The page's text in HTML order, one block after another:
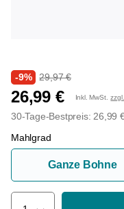
-9% 29,97 €
26,99 € Inkl. MwSt.
30-Tage-Bestpreis: 26,99
Mahlgrad
Ganze Bohne